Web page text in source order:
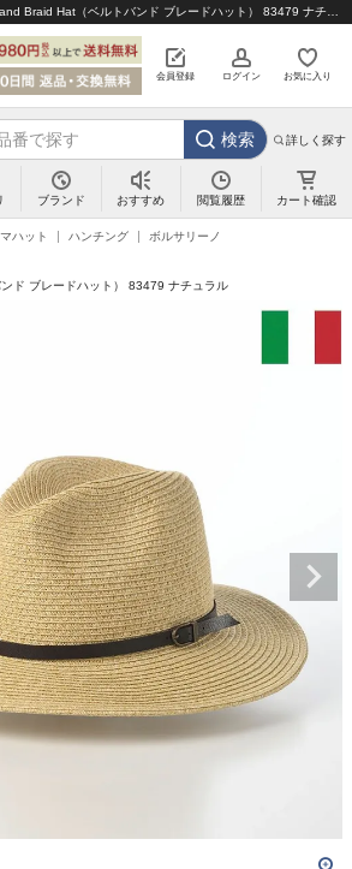
会員登録 ログイン お気に入り
検索 詳しく探す
ブランド おすすめ 閲覧履歴 カート確認
ハット ハンチング ボルサリーノ
ド ブレードハット） 83479 ナチュラル